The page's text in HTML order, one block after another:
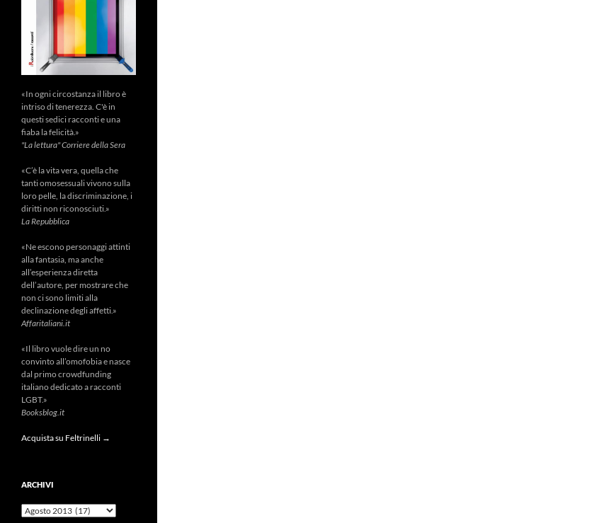
«In ogni circostanza il libro è
intriso di tenerezza. C'è in
questi sedici racconti e una
fiaba la felicità.»
"La lettura" Corriere della Sera
«C’è la vita vera, quella che
tanti omosessuali vivono sulla
loro pelle, la discriminazione, i
diritti non riconosciuti.»
La Repubblica
«Ne escono personaggi attinti
alla fantasia, ma anche
all’esperienza diretta
dell’autore, per mostrare che
non ci sono limiti alla
declinazione degli affetti.»
Affaritaliani.it
«Il libro vuole dire un no
convinto all’omofobia e nasce
dal primo crowdfunding
italiano dedicato a racconti
LGBT.»
Booksblog.it
Acquista su Feltrinelli →
ARCHIVI
Archivi